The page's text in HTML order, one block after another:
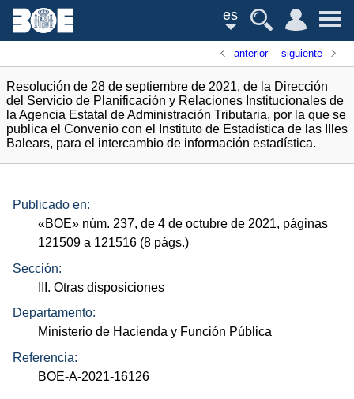
es
anterior siguiente
Resolución de 28 de septiembre de 2021, de la Dirección
del Servicio de Planificación y Relaciones Institucionales de
la Agencia Estatal de Administración Tributaria, por la que se
publica el Convenio con el Instituto de Estadística de las Illes
Balears, para el intercambio de información estadística.
Publicado en:
«BOE» núm. 237, de 4 de octubre de 2021, páginas
121509 a 121516 (8 págs.)
Sección:
III. Otras disposiciones
Departamento:
Ministerio de Hacienda y Función Pública
Referencia:
BOE-A-2021-16126